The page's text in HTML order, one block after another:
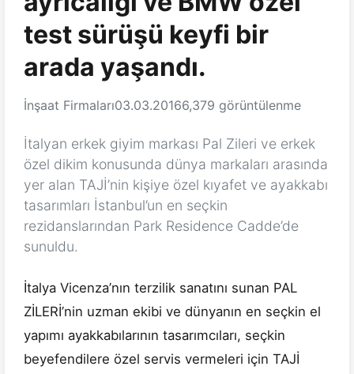
test sürüşü keyfi bir
arada yaşandı.
İnşaat Firmaları03.03.20166,379 görüntülenme
İtalyan erkek giyim markası Pal Zileri ve erkek
özel dikim konusunda dünya markaları arasında
yer alan TAJİ’nin kişiye özel kıyafet ve ayakkabı
tasarımları İstanbul’un en seçkin
rezidanslarından Park Residence Cadde’de
sunuldu.
İtalya Vicenza’nın terzilik sanatını sunan PAL
ZİLERİ’nin uzman ekibi ve dünyanın en seçkin el
yapımı ayakkabılarının tasarımcıları, seçkin
beyefendilere özel servis vermeleri için TAJİ